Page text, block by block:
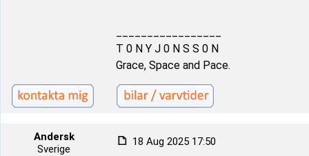
T 0 N Y J 0 N S S 0 N
Grace, Space and Pace.
Andersk
Sverige
18 Aug 2025 17:50